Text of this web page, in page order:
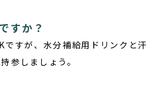
すか？
ですが、水分補給用ドリンクと汗
参しましょう。